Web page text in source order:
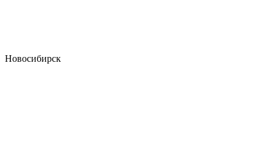
Новосибирск